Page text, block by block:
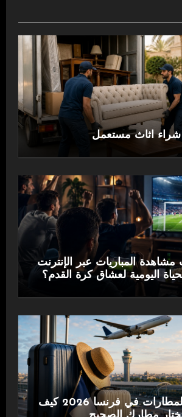
شراء اثاث مستعمل
المباريات عبر الإنترنت
اليومية لعشاق كرة القدم؟
دليل أكواد المطارات في فرنسا 2026 كيف